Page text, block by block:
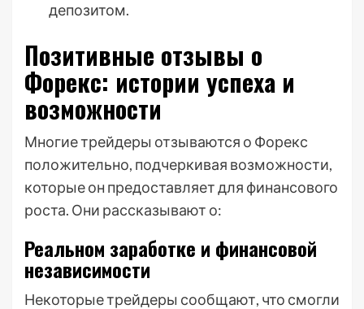
депозитом.
Позитивные отзывы о
Форекс: истории успеха и
возможности
Многие трейдеры отзываются о Форекс
положительно, подчеркивая возможности,
которые он предоставляет для финансового
роста. Они рассказывают о:
Реальном заработке и финансовой
независимости
Некоторые трейдеры сообщают, что смогли